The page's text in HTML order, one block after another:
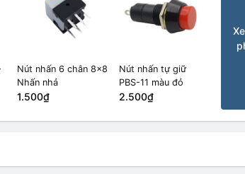
Nút nhấn 6 chân 8x8
Nhấn nhả
1.500₫
Nút nhấn tự giữ
PBS-11 màu đỏ
2.500₫